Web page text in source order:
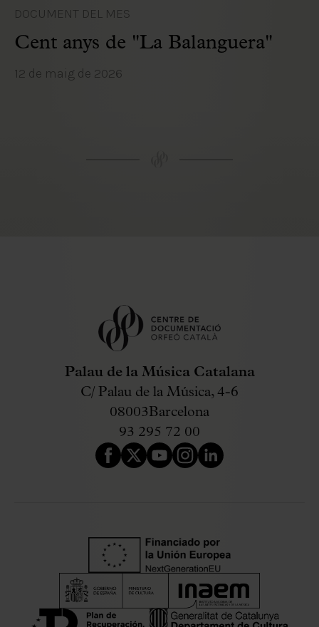
DOCUMENT DEL MES
Cent anys de "La Balanguera"
12 de maig de 2026
Palau de la Música Catalana
C/ Palau de la Música, 4-6
08003Barcelona
93 295 72 00